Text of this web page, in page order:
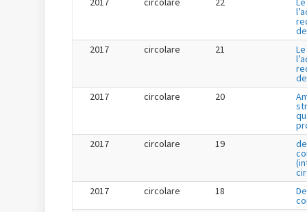
2017
circolare 21
2017
circolare 20
2017
circolare 19
2017
circolare 18